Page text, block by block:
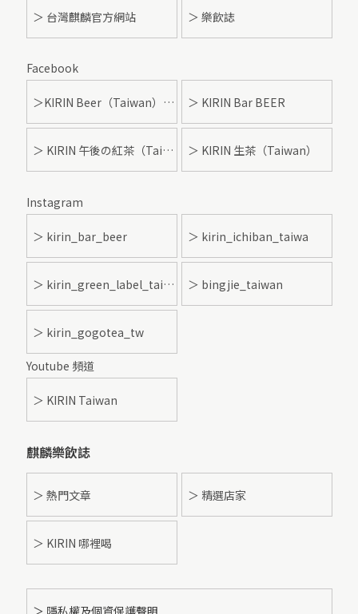
＞ 台灣麒麟官方網站 ＞ 樂飲誌
Facebook
＞KIRIN Beer（Taiwan）- 麒麟啤酒 ＞ KIRIN Bar BEER
＞ KIRIN 午後の紅茶（Taiwan） ＞ KIRIN 生茶（Taiwan）
Instagram
＞ kirin_bar_beer ＞ kirin_ichiban_taiwa
＞ kirin_green_label_taiwan ＞ bingjie_taiwan
＞ kirin_gogotea_tw
Youtube 頻道
＞ KIRIN Taiwan
麒麟樂飲誌
＞ 熱門文章 ＞ 精選店家
＞ KIRIN 哪裡喝
＞ 隱私權及個資保護聲明